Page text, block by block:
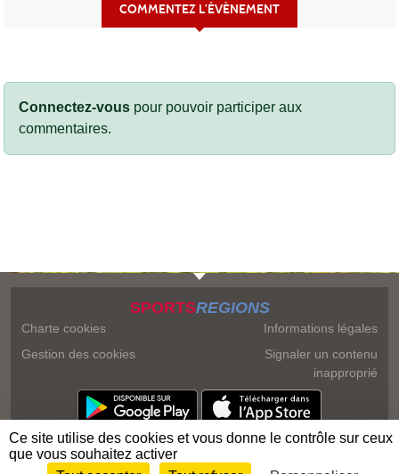
COMMENTEZ L’ÉVÈNEMENT
Connectez-vous pour pouvoir participer aux
commentaires.
SPORTSREGIONS
Charte cookies
Gestion des cookies
Informations légales
Signaler un contenu
inapproprié
Ce site utilise des cookies et vous donne le contrôle sur ceux
que vous souhaitez activer